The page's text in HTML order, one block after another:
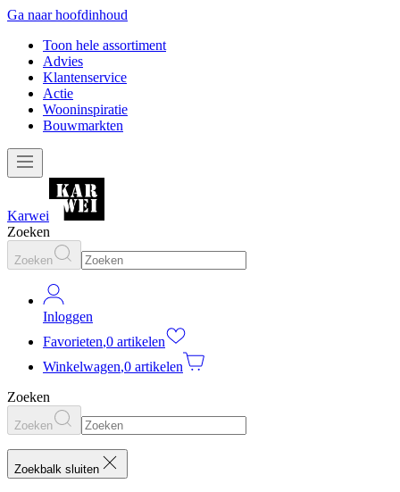
Ga naar hoofdinhoud
Toon hele assortiment
Advies
Klantenservice
Actie
Wooninspiratie
Bouwmarkten
Karwei
Zoeken
Zoeken
Inloggen
Favorieten,0 artikelen
Winkelwagen,0 artikelen
Zoeken
Zoeken
Zoekbalk sluiten